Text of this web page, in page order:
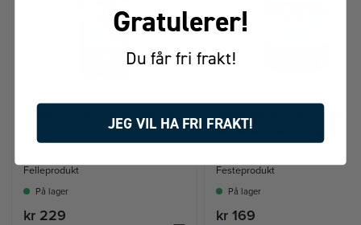
RODE SKINCLEANER 100 ML
Felleprodukt
På lager
kr 229
RODE FESTEVOKS BLÅ
SUPEREXTRA -3/-10
Festeprodukt
På lager
kr 169
Gratulerer!
Du får fri frakt!
JEG VIL HA FRI FRAKT!